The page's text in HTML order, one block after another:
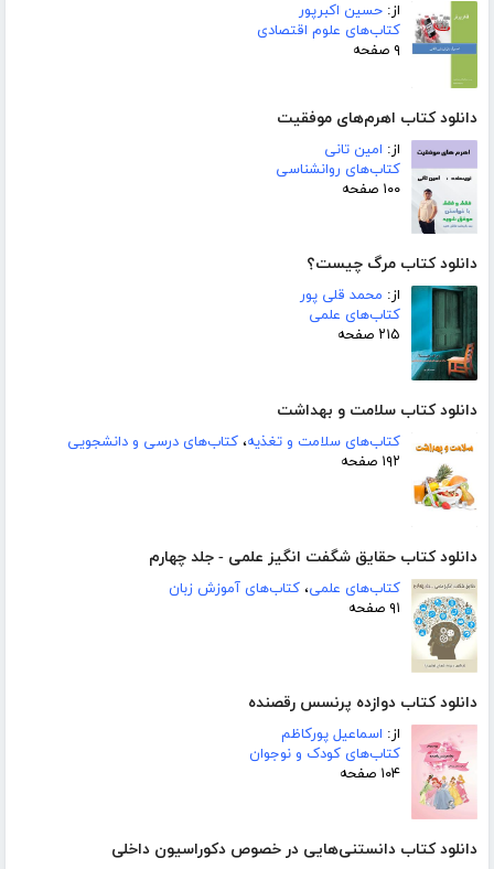
از: حسین اکبرپور
کتاب‌های علوم اقتصادی
۹ صفحه
دانلود کتاب اهرم‌های موفقیت
از: امین تانی
کتاب‌های روانشناسی
۱۰۰ صفحه
دانلود کتاب مرگ چیست؟
از: محمد قلی پور
کتاب‌های علمی
۲۱۵ صفحه
دانلود کتاب سلامت و بهداشت
کتاب‌های سلامت و تغذیه، کتاب‌های درسی و دانشجویی
۱۹۲ صفحه
دانلود کتاب حقایق شگفت انگیز علمی - جلد چهارم
کتاب‌های علمی، کتاب‌های آموزش زبان
۹۱ صفحه
دانلود کتاب دوازده پرنسس رقصنده
از: اسماعیل پورکاظم
کتاب‌های کودک و نوجوان
۱۰۴ صفحه
دانلود کتاب دانستنی‌هایی در خصوص دکوراسیون داخلی